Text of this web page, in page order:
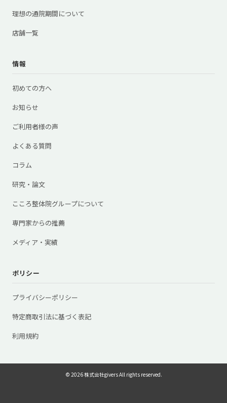
理想の通院期間について
店舗一覧
情報
初めての方へ
お知らせ
ご利用者様の声
よくある質問
コラム
研究・論文
こころ整体院グループについて
専門家からの推薦
メディア・実績
ポリシー
プライバシーポリシー
特定商取引法に基づく表記
利用規約
© 2026 株式会社givers All rights reserved.